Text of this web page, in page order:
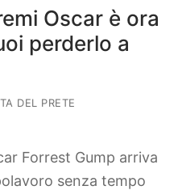
Oscar è ora
perderlo a
DEL PRETE
Forrest Gump arriva
senza tempo